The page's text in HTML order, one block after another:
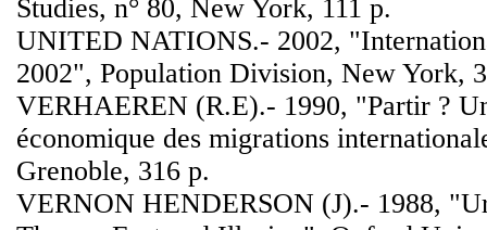
Studies, n° 80, New York, 111 p.
UNITED NATIONS.- 2002,
2002", Population Division, New York,
VERHAEREN (R.E).- 1990, "Partir ?
économique des migrations
Grenoble, 316 p.
VERNON HENDERSON (J).- 1988,